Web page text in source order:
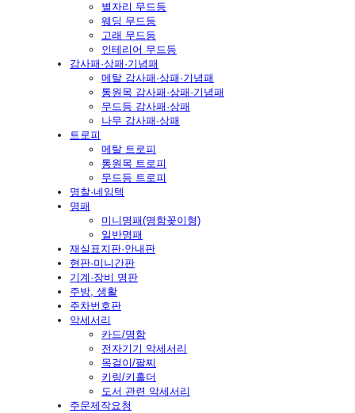
별자리 무드등
웨딩 무드등
고래 무드등
인테리어 무드등
감사패·상패·기념패
메탈 감사패·상패·기념패
통원목 감사패·상패·기념패
무드등 감사패·상패
나무 감사패·상패
트로피
메탈 트로피
통원목 트로피
무드등 트로피
명찰·네임텍
명패
미니명패(명함꽂이형)
일반명패
재실표지판·안내판
현판·미니간판
기계·장비 명판
주방, 생활
주차번호판
악세서리
카드/명함
전자기기 악세서리
목걸이/팔찌
키링/키홀더
도서 관련 악세서리
주문제작요청